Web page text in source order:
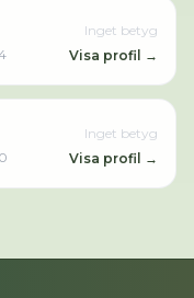
Inget betyg
Visa profil →
Inget betyg
Visa profil →